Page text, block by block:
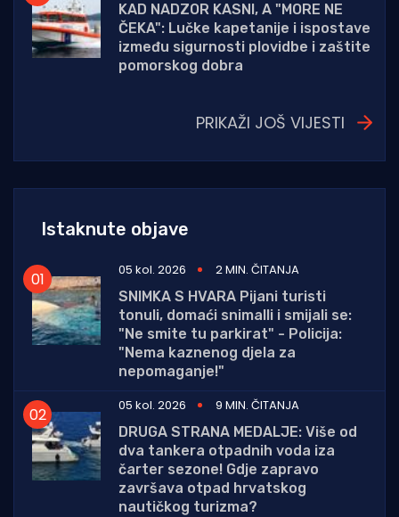
KAD NADZOR KASNI, A "MORE NE
ČEKA": Lučke kapetanije i ispostave
između sigurnosti plovidbe i zaštite
pomorskog dobra
PRIKAŽI JOŠ VIJESTI
Istaknute objave
05 kol. 2026
2 MIN. ČITANJA
SNIMKA S HVARA Pijani turisti
tonuli, domaći snimalli i smijali se:
"Ne smite tu parkirat" - Policija:
"Nema kaznenog djela za
nepomaganje!"
05 kol. 2026
9 MIN. ČITANJA
DRUGA STRANA MEDALJE: Više od
dva tankera otpadnih voda iza
čarter sezone! Gdje zapravo
završava otpad hrvatskog
nautičkog turizma?